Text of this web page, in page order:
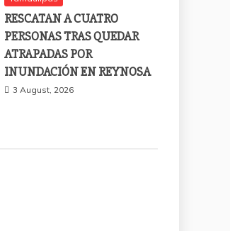
RESCATAN A CUATRO
PERSONAS TRAS QUEDAR
ATRAPADAS POR
INUNDACIÓN EN REYNOSA
3 August, 2026